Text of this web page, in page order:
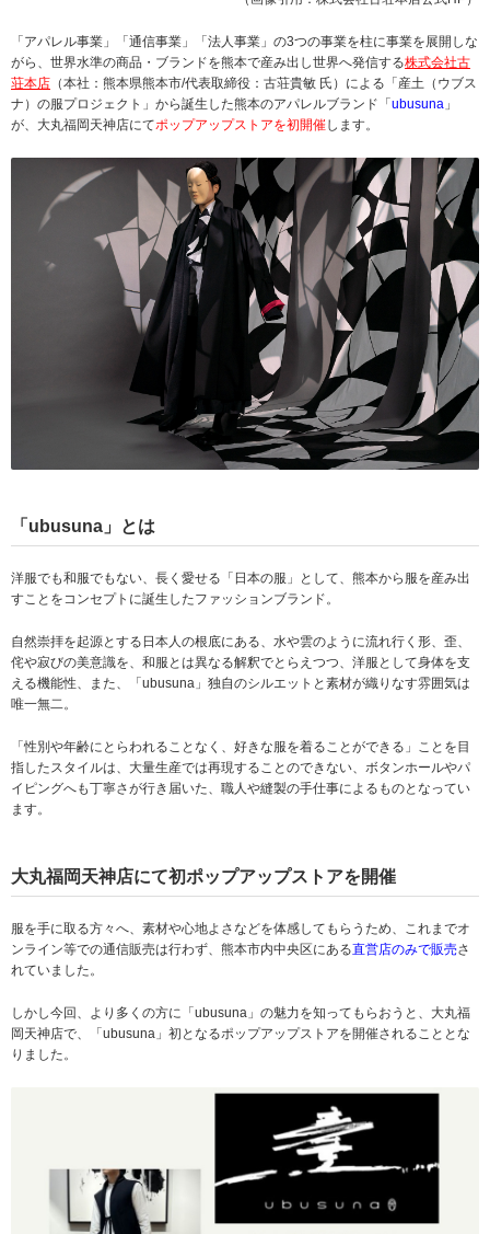
「アパレル事業」「通信事業」「法人事業」の3つの事業を柱に事業を展開しな
がら、世界水準の商品・ブランドを熊本で産み出し世界へ発信する株式会社古
荘本店 （本社：熊本県熊本市/代表取締役：古荘貴敏 氏）による「産土（ウブス
ナ）の服プロジェクト」から誕生した熊本のアパレルブランド「ubusuna 」
が、大丸福岡天神店にてポップアップストアを初開催します。
「ubusuna」とは
洋服でも和服でもない、長く愛せる「日本の服」として、熊本から服を産み出
すことをコンセプトに誕生したファッションブランド。
自然崇拝を起源とする日本人の根底にある、水や雲のように流れ行く形、歪、
侘や寂びの美意識を、和服とは異なる解釈でとらえつつ、洋服として身体を支
える機能性、また、「ubusuna」独自のシルエットと素材が織りなす雰囲気は
唯一無二。
「性別や年齢にとらわれることなく、好きな服を着ることができる」ことを目
指したスタイルは、大量生産では再現することのできない、ボタンホールやパ
イピングへも丁寧さが行き届いた、職人や縫製の手仕事によるものとなってい
ます。
大丸福岡天神店にて初ポップアップストアを開催
服を手に取る方々へ、素材や心地よさなどを体感してもらうため、これまでオ
ンライン等での通信販売は行わず、熊本市内中央区にある直営店のみで販売さ
れていました。
しかし今回、より多くの方に「ubusuna」の魅力を知ってもらおうと、大丸福
岡天神店で、「ubusuna」初となるポップアップストアを開催されることとな
りました。